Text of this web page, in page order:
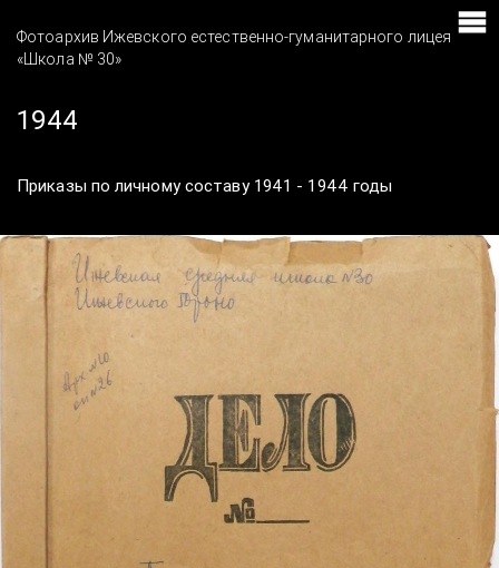
Фотоархив Ижевского естественно-гуманитарного лицея
«Школа № 30»
1944
Приказы по личному составу 1941 - 1944 годы